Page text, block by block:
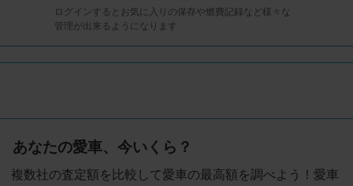
ログインするとお気に入りの保存や燃費記録など様々な
管理が出来るようになります
あなたの愛車、今いくら？
複数社の査定額を比較して愛車の最高額を調べよう！愛車